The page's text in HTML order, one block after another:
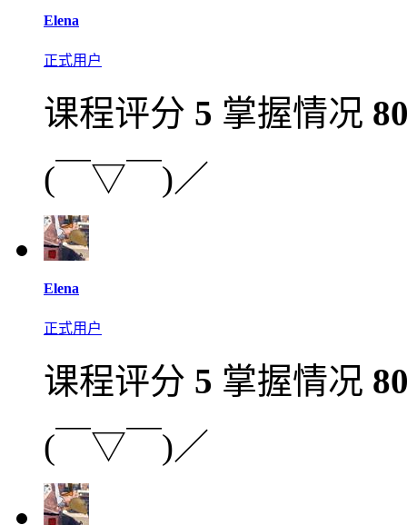
Elena
正式用户
课程评分 5 掌握情况
(￣▽￣)／
Elena
正式用户
课程评分 5 掌握情况
(￣▽￣)／